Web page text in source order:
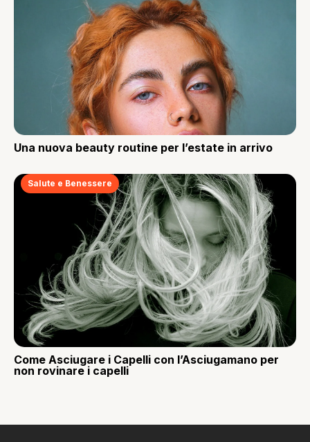
Una nuova beauty routine per l’estate in arrivo
Salute e Benessere
Come Asciugare i Capelli con l’Asciugamano per
non rovinare i capelli